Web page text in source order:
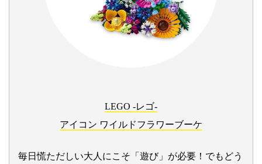
LEGO -レゴ-
アイコン ワイルドフラワーブーケ
毎日慌ただしい大人にこそ「遊び」が必要！でもどう